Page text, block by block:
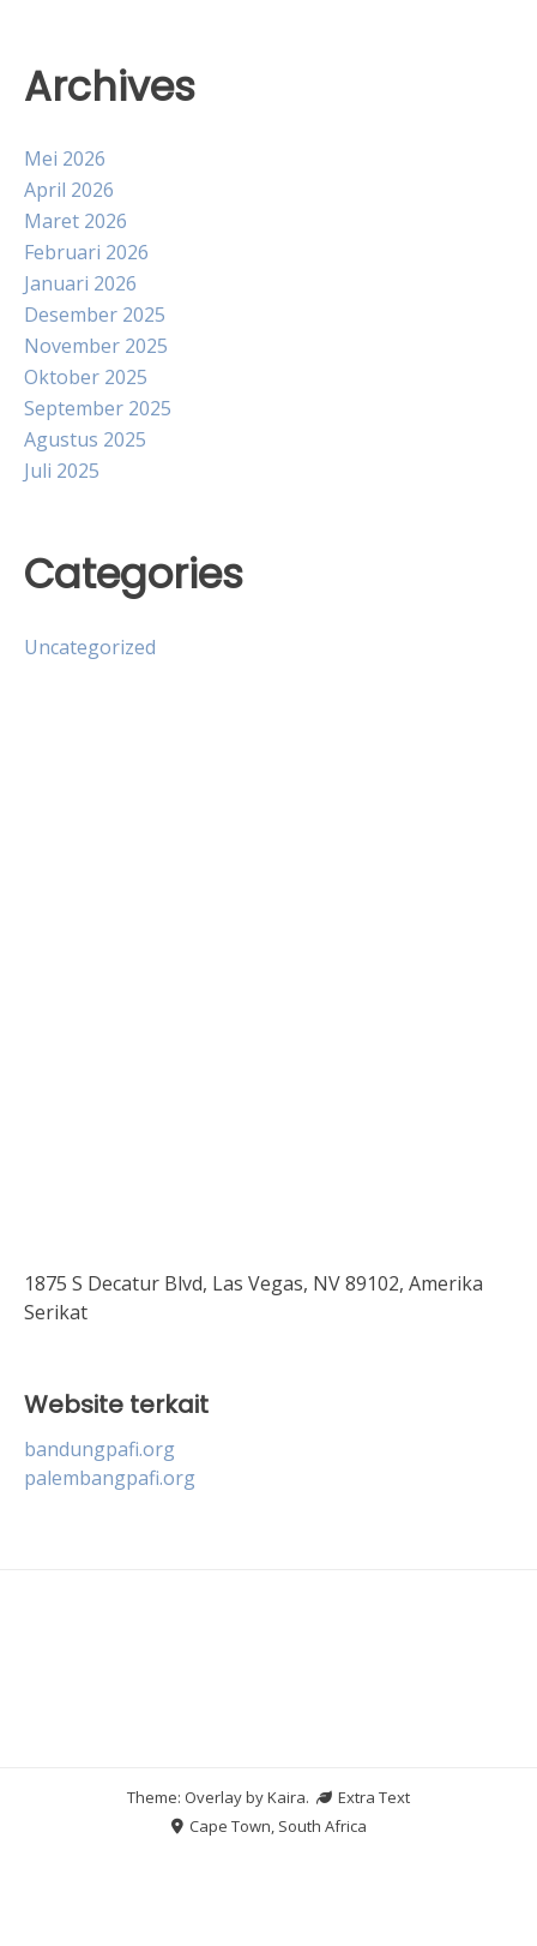
Archives
Mei 2026
April 2026
Maret 2026
Februari 2026
Januari 2026
Desember 2025
November 2025
Oktober 2025
September 2025
Agustus 2025
Juli 2025
Categories
Uncategorized
1875 S Decatur Blvd, Las Vegas, NV 89102, Amerika
Serikat
Website terkait
bandungpafi.org
palembangpafi.org
Theme: Overlay byKaira.
Extra Text
Cape Town, South Africa